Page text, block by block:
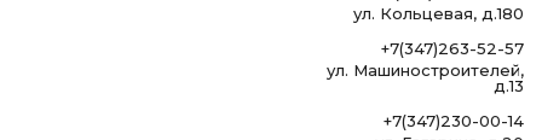
ул. Кольцевая, д.180
+7(347)263-52-57
ул. Машиностроителей,
д.13
+7(347)230-00-14